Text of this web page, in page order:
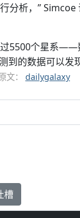
分析，” Simcoe
5500个星系——
到的数据可以发
文： dailygalaxy
槽